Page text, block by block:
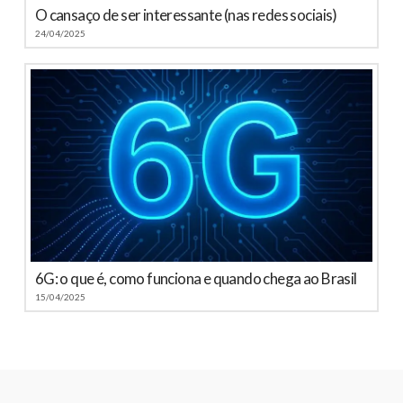
O cansaço de ser interessante (nas redes sociais)
24/04/2025
6G: o que é, como funciona e quando chega ao Brasil
15/04/2025